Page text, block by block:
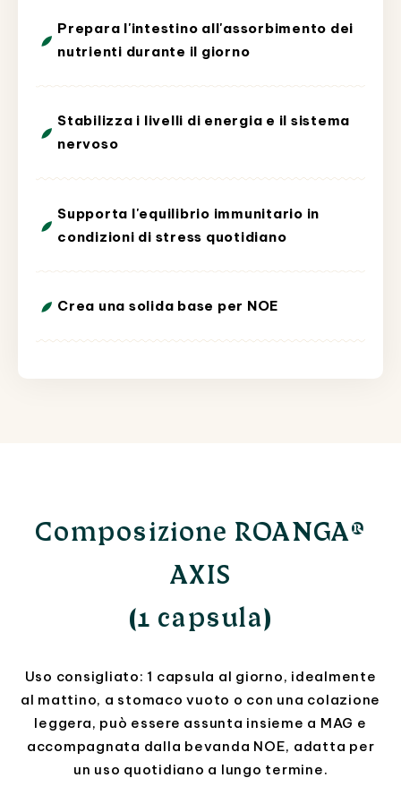
Prepara l'intestino all'assorbimento dei
nutrienti durante il giorno
Stabilizza i livelli di energia e il sistema
nervoso
Supporta l'equilibrio immunitario in
condizioni di stress quotidiano
Crea una solida base per NOE
Composizione ROANGA®
AXIS
(1 capsula)
Uso consigliato: 1 capsula al giorno, idealmente
al mattino, a stomaco vuoto o con una colazione
leggera, può essere assunta insieme a MAG e
accompagnata dalla bevanda NOE, adatta per
un uso quotidiano a lungo termine.